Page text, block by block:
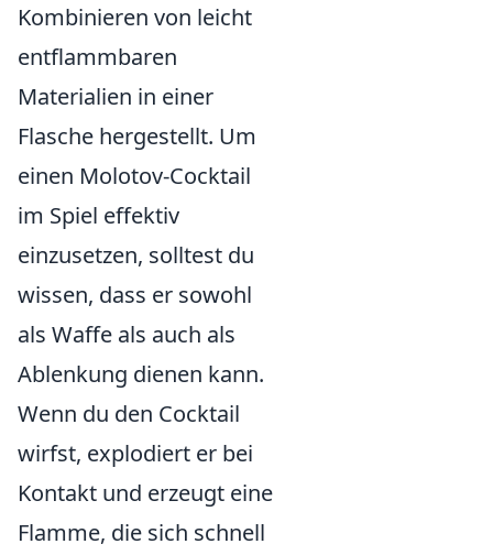
Kombinieren von leicht
entflammbaren
Materialien in einer
Flasche hergestellt. Um
einen Molotov-Cocktail
im Spiel effektiv
einzusetzen, solltest du
wissen, dass er sowohl
als Waffe als auch als
Ablenkung dienen kann.
Wenn du den Cocktail
wirfst, explodiert er bei
Kontakt und erzeugt eine
Flamme, die sich schnell